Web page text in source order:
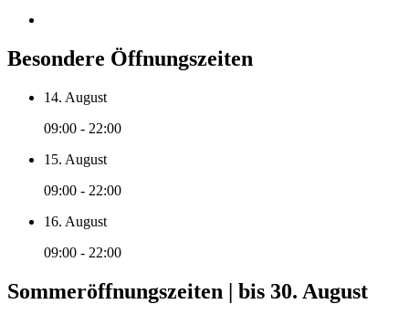
Besondere Öffnungszeiten
14. August
09:00 - 22:00
15. August
09:00 - 22:00
16. August
09:00 - 22:00
Sommeröffnungszeiten | bis 30. August